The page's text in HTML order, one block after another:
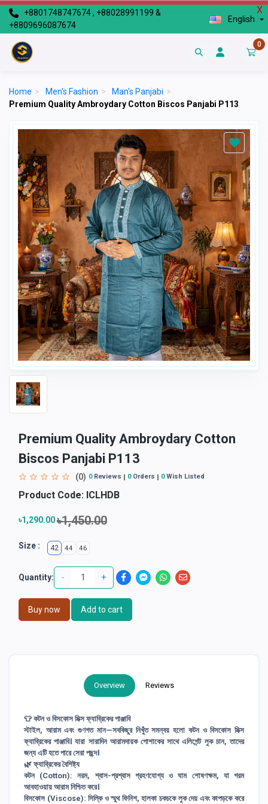
X
+8801748747674 , +88028991199 &
+8809696087674
English
0
Home > Men's Fashion > Man's Panjabi >
Premium Quality Ambroydary Cotton Biscos Panjabi P113
Premium Quality Ambroydary Cotton
Biscos Panjabi P113
(0) 0Reviews 0Orders 0Wish Listed
Product Code: ICLHDB
৳1,290.00৳1,450.00
Size : 42 44 46
Quantity: - +
Buy now Add to cart
Overview Reviews
👕 কটন ও বিসকোস মিক্স ফ্যাব্রিকের পাঞ্জাবি
স্টাইল, আরাম এবং গুণগত মান—সবকিছুর নিখুঁত সমন্বয় হলো কটন ও বিসকোস মিক্স
ফ্যাব্রিকের পাঞ্জাবি। যারা সারাদিন আরামদায়ক পোশাকের সাথে এলিগেন্ট লুক চান, তাদের
জন্য এটি হতে পারে সেরা পছন্দ।
🌿 ফ্যাব্রিকের বৈশিষ্ট্য
কটন (Cotton): নরম, শ্বাস-প্রশ্বাস গ্রহণযোগ্য ও ঘাম শোষণক্ষম, যা গরম
আবহাওয়ায় আরাম নিশ্চিত করে।
বিসকোস (Viscose): সিল্কি ও স্মুথ ফিনিশ, হালকা চকচকে লুক দেয় এবং কাপড়কে করে